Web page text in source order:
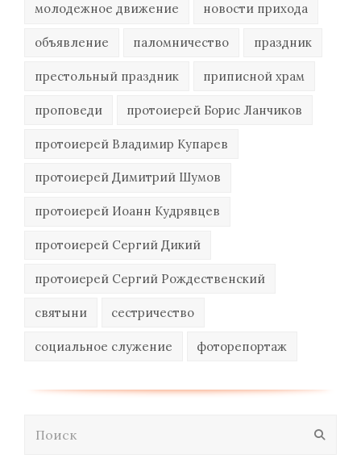
молодежное движение новости прихода
объявление паломничество праздник
престольный праздник приписной храм
проповеди протоиерей Борис Ланчиков
протоиерей Владимир Купарев
протоиерей Димитрий Шумов
протоиерей Иоанн Кудрявцев
протоиерей Сергий Дикий
протоиерей Сергий Рождественский
святыни сестричество
социальное служение фоторепортаж